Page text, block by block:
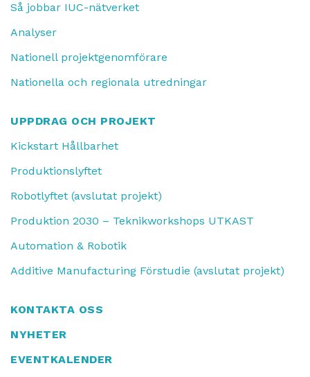
Så jobbar IUC-nätverket
Analyser
Nationell projektgenomförare
Nationella och regionala utredningar
UPPDRAG OCH PROJEKT
Kickstart Hållbarhet
Produktionslyftet
Robotlyftet (avslutat projekt)
Produktion 2030 – Teknikworkshops UTKAST
Automation & Robotik
Additive Manufacturing Förstudie (avslutat projekt)
KONTAKTA OSS
NYHETER
EVENTKALENDER